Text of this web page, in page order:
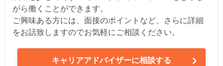
がら働くことができます。
ご興味ある方には、面接のポイントなど、さらに詳細
をお話致しますのでお気軽にご相談ください。
キャリアアドバイザーに相談する